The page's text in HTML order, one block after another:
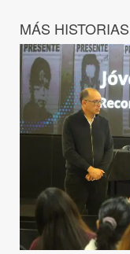
MÁS HISTORIAS